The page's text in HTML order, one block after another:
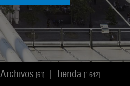
Archivos [61] Tienda [1 642]